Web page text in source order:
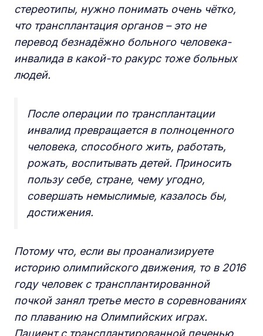
стереотипы, нужно понимать очень чётко,
что трансплантация органов – это не
перевод безнадёжно больного человека-
инвалида в какой-то ракурс тоже больных
людей.
После операции по трансплантации
инвалид превращается в полноценного
человека, способного жить, работать,
рожать, воспитывать детей. Приносить
пользу себе, стране, чему угодно,
совершать немыслимые, казалось бы,
достижения.
Потому что, если вы проанализируете
историю олимпийского движения, то в 2016
году человек с трансплантированной
почкой занял третье место в соревнованиях
по плаванию на Олимпийских играх.
Пациент с трансплантированной печенью